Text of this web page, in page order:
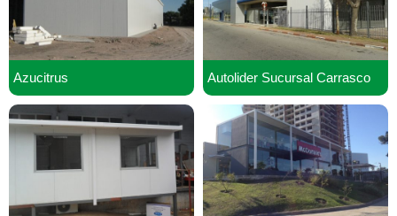
Azucitrus Autolider Sucursal Carrasco